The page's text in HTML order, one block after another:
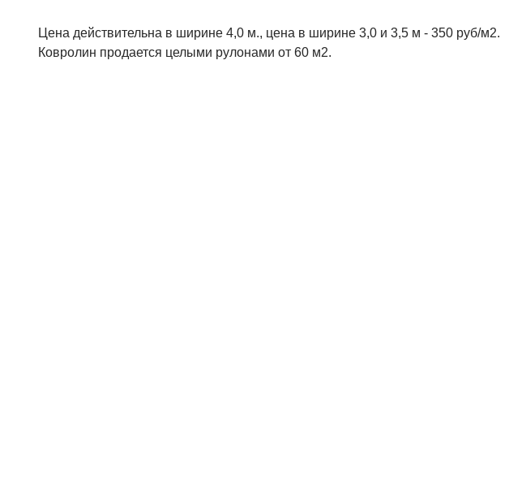
Цена действительна в ширине 4,0 м., цена в ширине 3,0 и 3,5 м - 350 руб/м2.
Ковролин продается целыми рулонами от 60 м2.